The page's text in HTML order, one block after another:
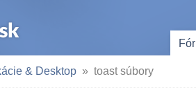
& Desktop toast súbory